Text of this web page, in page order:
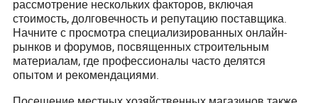
рассмотрение нескольких факторов, включая
стоимость, долговечность и репутацию поставщика.
Начните с просмотра специализированных онлайн-
рынков и форумов, посвященных строительным
материалам, где профессионалы часто делятся
опытом и рекомендациями.